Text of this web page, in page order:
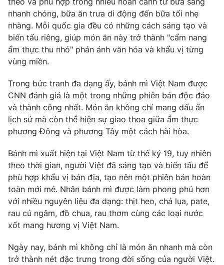
Photo Infographic
Video Shorts video
VTV Sức khoẻ Bất động sản
Thị trường 24h Tấm lòng Việt
VTV4 Vươn mình bằng AI
VTV9 VTV8
Liên hệ tòa soạn English
nhanh chóng, bữa ăn trưa di động đến bữa tối nhẹ
nhàng. Mỗi quốc gia đều có những cách sáng tạo và
biến tấu riêng, giúp món ăn này trở thành "cẩm nang
ẩm thực thu nhỏ" phản ánh văn hóa và khẩu vị từng
vùng miền.
Trong bức tranh đa dạng ấy, bánh mì Việt Nam được
CNN đánh giá là một trong những phiên bản độc đáo
và thành công nhất. Món ăn không chỉ mang dấu ấn
lịch sử mà còn thể hiện sự giao thoa giữa ẩm thực
phương Đông và phương Tây một cách hài hòa.
Bánh mì xuất hiện tại Việt Nam từ thế kỷ 19, tuy nhiên
theo thời gian, người Việt đã sáng tạo và biến tấu để
phù hợp khẩu vị bản địa, tạo nên một phiên bản hoàn
toàn mới mẻ. Nhân bánh mì được làm phong phú hơn
với nhiều nguyên liệu đa dạng: thịt heo, chả lụa, pate,
rau củ ngâm, đồ chua, rau thơm cùng các loại nước
xốt mang hương vị Việt Nam.
Ngày nay, bánh mì không chỉ là món ăn nhanh mà còn
trở thành nét đặc trưng trong đời sống của người Việt.